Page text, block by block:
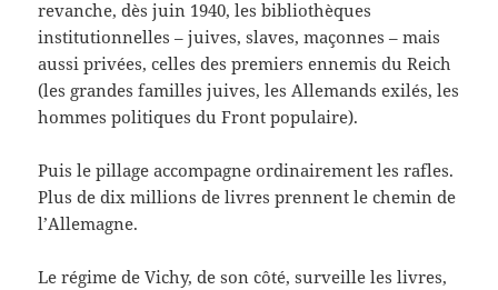
revanche, dès juin 1940, les bibliothèques
institutionnelles – juives, slaves, maçonnes – mais
aussi privées, celles des premiers ennemis du Reich
(les grandes familles juives, les Allemands exilés, les
hommes politiques du Front populaire).
Puis le pillage accompagne ordinairement les rafles.
Plus de dix millions de livres prennent le chemin de
l’Allemagne.
Le régime de Vichy, de son côté, surveille les livres,